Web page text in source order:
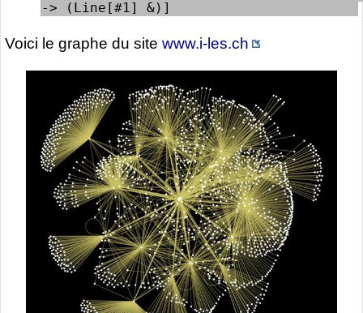
-> (Line[#1] &)]
Voici le graphe du site www.i-les.ch